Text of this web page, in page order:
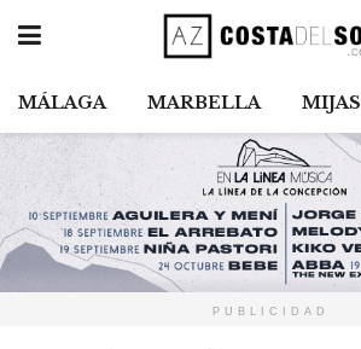
MÁLAGA MARBELLA MIJAS
PUBLICIDAD